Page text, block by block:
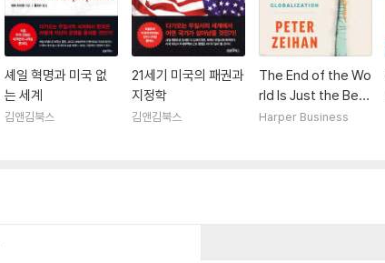
셰일 혁명과 미국 없
는 세계
김앤김북스
21세기 미국의 패권과
지정학
김앤김북스
The End of the Wo
rld Is Just the Begi
nning: Mapping th
Harper Business